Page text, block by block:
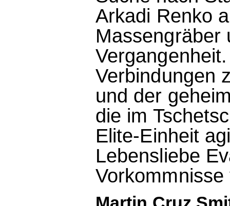
Arkadi Renko
Massengräber
Verbindungen
und der
die im
Elite-Einheit
Lebensliebe